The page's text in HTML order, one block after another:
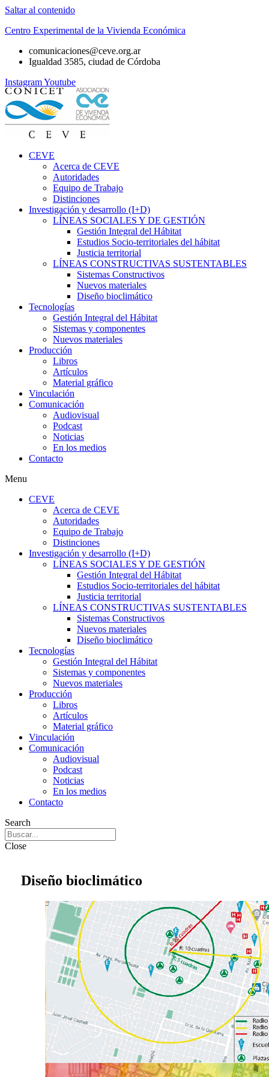
Saltar al contenido
Centro Experimental de la Vivienda Económica
comunicaciones@ceve.org.ar
Igualdad 3585, ciudad de Córdoba
InstagramYoutube
CEVE
Acerca de CEVE
Autoridades
Equipo de Trabajo
Distinciones
Investigación y desarrollo (I+D)
LÍNEAS SOCIALES Y DE GESTIÓN
Gestión Integral del Hábitat
Estudios Socio-territoriales del hábitat
Justicia territorial
LÍNEAS CONSTRUCTIVAS SUSTENTABLES
Sistemas Constructivos
Nuevos materiales
Diseño bioclimático
Tecnologías
Gestión Integral del Hábitat
Sistemas y componentes
Nuevos materiales
Producción
Libros
Artículos
Material gráfico
Vinculación
Comunicación
Audiovisual
Podcast
Noticias
En los medios
Contacto
Menu
CEVE
Acerca de CEVE
Autoridades
Equipo de Trabajo
Distinciones
Investigación y desarrollo (I+D)
LÍNEAS SOCIALES Y DE GESTIÓN
Gestión Integral del Hábitat
Estudios Socio-territoriales del hábitat
Justicia territorial
LÍNEAS CONSTRUCTIVAS SUSTENTABLES
Sistemas Constructivos
Nuevos materiales
Diseño bioclimático
Tecnologías
Gestión Integral del Hábitat
Sistemas y componentes
Nuevos materiales
Producción
Libros
Artículos
Material gráfico
Vinculación
Comunicación
Audiovisual
Podcast
Noticias
En los medios
Contacto
Search
Close
Diseño bioclimático